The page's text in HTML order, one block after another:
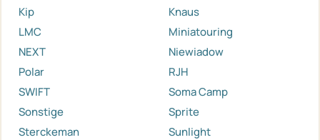
Kip
Knaus
LMC
Miniatouring
NEXT
Niewiadow
Polar
RJH
SWIFT
Soma Camp
Sonstige
Sprite
Sterckeman
Sunlight